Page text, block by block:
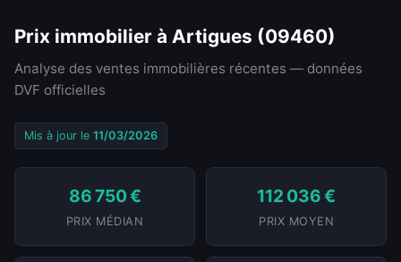
Prix immobilier à Artigues (09460)
Analyse des ventes immobilières récentes — données
DVF officielles
Mis à jour le 11/03/2026
86 750 €
PRIX MÉDIAN
112 036 €
PRIX MOYEN